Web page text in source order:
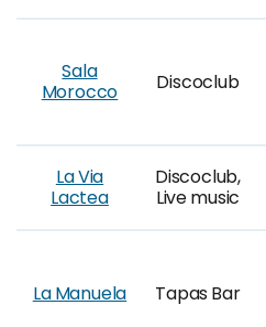
Sala
Morocco
Discoclub
La Via
Lactea
Discoclub,
Live music
La Manuela Tapas Bar